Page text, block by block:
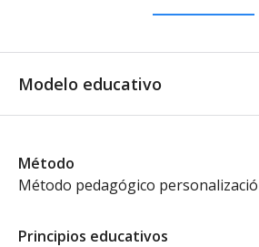
Modelo educativo
Método
Método pedagógico
Principios educativos